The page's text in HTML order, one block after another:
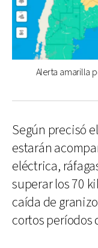
Alerta amarilla
Según precisó
estarán
eléctrica,
superar los 70
caída de
cortos períodos